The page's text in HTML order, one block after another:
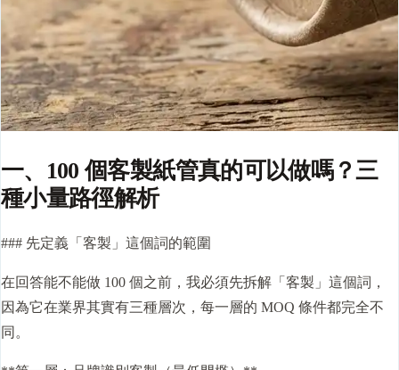
一、100 個客製紙管真的可以做嗎？三
種小量路徑解析
### 先定義「客製」這個詞的範圍
在回答能不能做 100 個之前，我必須先拆解「客製」這個詞，
因為它在業界其實有三種層次，每一層的 MOQ 條件都完全不
同。